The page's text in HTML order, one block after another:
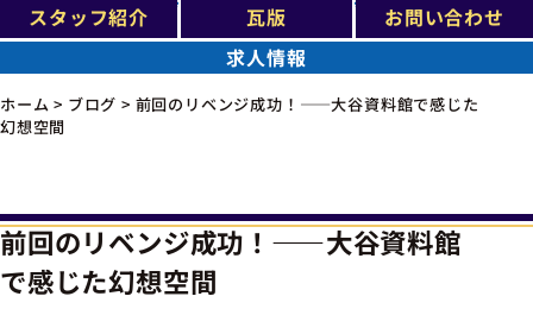
スタッフ紹介
瓦版
お問い合わせ
求人情報
ホーム > ブログ > 前回のリベンジ成功！――大谷資料館で感じた
幻想空間
前回のリベンジ成功！――大谷資料館
で感じた幻想空間